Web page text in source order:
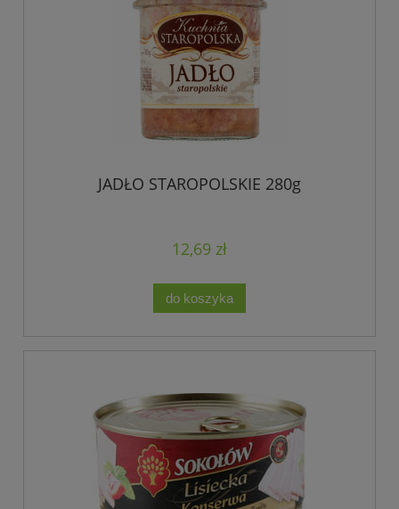
JADŁO STAROPOLSKIE 280g
12,69 zł
do koszyka